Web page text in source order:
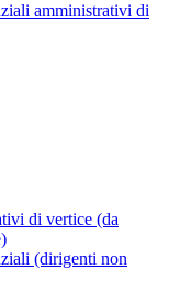
amministrativi di
di vertice (da
(dirigenti non